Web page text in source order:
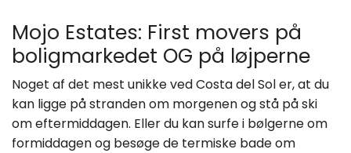
Mojo Estates: First movers på
boligmarkedet OG på løjperne
Noget af det mest unikke ved Costa del Sol er, at du
kan ligge på stranden om morgenen og stå på ski
om eftermiddagen. Eller du kan surfe i bølgerne om
formiddagen og besøge de termiske bade om